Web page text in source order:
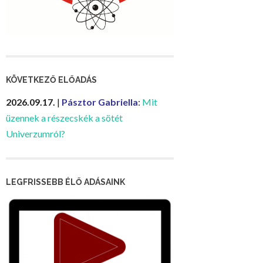
KÖVETKEZŐ ELŐADÁS
2026.09.17. | Pásztor Gabriella: Mit
üzennek a részecskék a sötét
Univerzumról?
LEGFRISSEBB ÉLŐ ADÁSAINK